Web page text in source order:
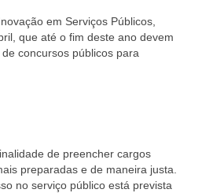
em Serviços Públicos,
que até o fim deste ano devem
concursos públicos para
de preencher cargos
preparadas e de maneira justa.
no serviço público está prevista